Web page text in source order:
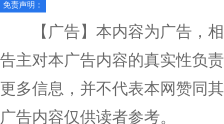
免责声明：
【广告】本内容为广告，相
告主对本广告内容的真实性负
更多信息，并不代表本网赞同
广告内容仅供读者参考。